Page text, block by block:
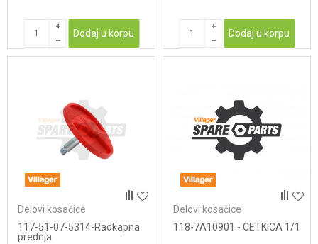
Dodaj u korpu Dodaj u korpu
Delovi kosačice
117-51-07-5314-Radkapna
prednja
Delovi kosačice
118-7A10901 - CETKICA 1/1